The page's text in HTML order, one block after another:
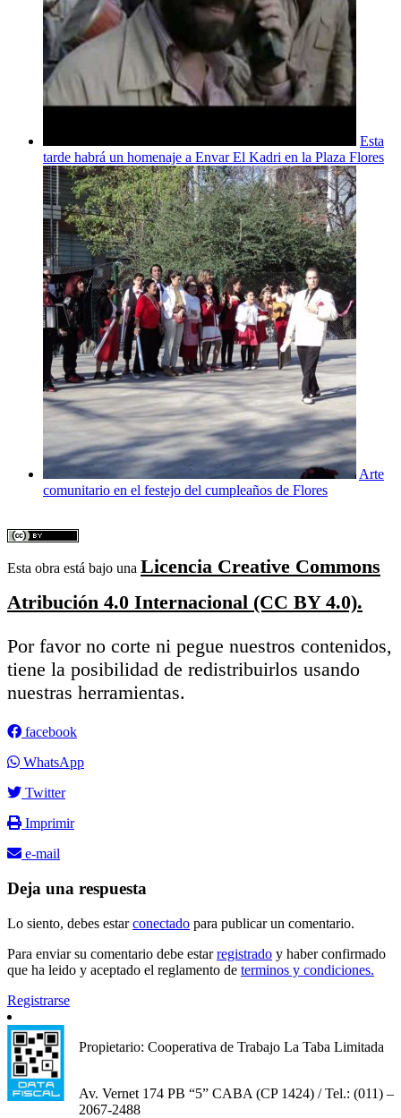
Esta
tarde habrá un homenaje a Envar El Kadri en la Plaza Flores
Arte
comunitario en el festejo del cumpleaños de Flores
Esta obra está bajo una Licencia Creative Commons
Atribución 4.0 Internacional (CC BY 4.0).
Por favor no corte ni pegue nuestros contenidos,
tiene la posibilidad de redistribuirlos usando
nuestras herramientas.
facebook
WhatsApp
Twitter
Imprimir
e-mail
Deja una respuesta
Lo siento, debes estarconectado para publicar un comentario.
Para enviar su comentario debe estarregistrado y haber confirmado
que ha leido y aceptado el reglamento de terminos y condiciones.
Registrarse
Propietario: Cooperativa de Trabajo La Taba Limitada
Av. Vernet 174 PB “5” CABA (CP 1424) / Tel.: (011) –
2067-2488